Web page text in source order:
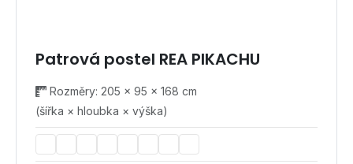
Patrová postel REA PIKACHU
Rozměry: 205 × 95 × 168 cm
(šířka × hloubka × výška)